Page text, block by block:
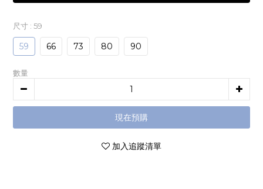
尺寸 : 59
59 66 73 80 90
數量
現在預購
加入追蹤清單